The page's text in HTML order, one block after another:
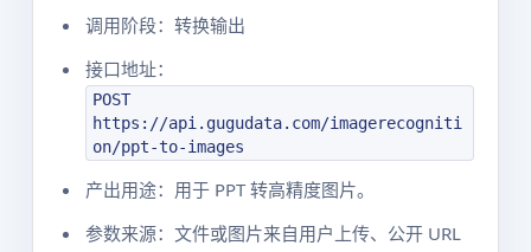
调用阶段：转换输出
接口地址：
POST
https://api.gugudata.com/imagerecogniti
on/ppt-to-images
产出用途：用于 PPT 转高精度图片。
参数来源：文件或图片来自用户上传、公开 URL